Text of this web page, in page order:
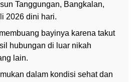
Tanggungan, Bangkalan,
2026 dini hari.
bayinya karena takut
hubungan di luar nikah
lain.
dalam kondisi sehat dan